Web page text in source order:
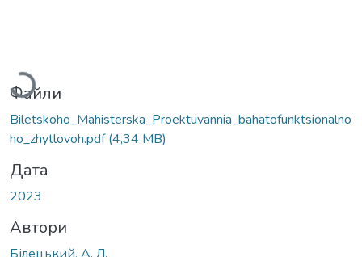
Вантажиться...
Файли
Biletskoho_Mahisterska_Proektuvannia_bahatofunktsionalno
ho_zhytlovoh.pdf(4,34 MB)
Дата
2023
Автори